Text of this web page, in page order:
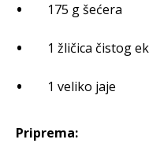
175 g šećera
1 žličica čistog
1 veliko jaje
Priprema: